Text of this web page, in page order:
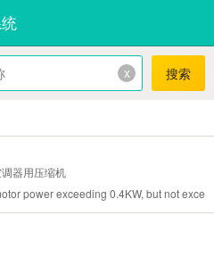
x 搜索
器用压缩机
power exceeding 0.4KW, but not